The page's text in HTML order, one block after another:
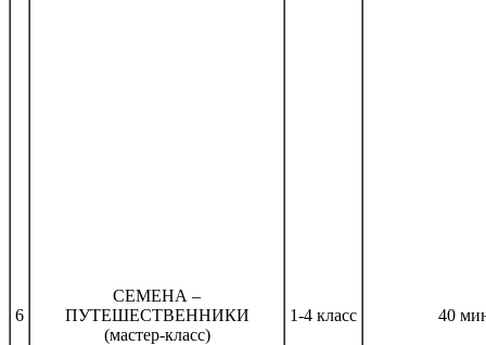
6
СЕМЕНА –
ПУТЕШЕСТВЕННИКИ
(мастер-класс)
1-4 класс 40